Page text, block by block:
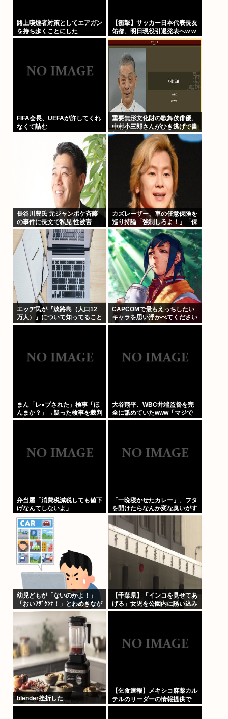
路上喫煙者対策としてエアガン
を持ち歩くことにした
【衝撃】サッカー日本代表長友
佑都、明日現役引退発表へw w
w w w w w w w w w w w w ww
w w w
FIFA会長、UEFAが許してくれ
なくて詰む
重要無形文化財の歌舞伎俳優、
中村小三郎さんがひき逃げで書
類送検
長谷川豊氏 元ジャンポケ斉藤
の事件に長文で私見 性被害
者・冤罪被害者への取材経験踏
まえ
カズレーザー、車の任意保険を
巡り持論「強制しろよ！」「保
険にも入れないヤツは運転すん
なよ」
エッヂ民が『淡路島（人口12
万人）』について知ってること
CAPCOMで最もえっちしたい
キャラを思い浮かべてください
まん「レ●プされた」検事「ほ
んまか？」→疑った検事を裁判
で訴える
大谷翔平、WBC井端監督を完
全に舐めていたwww「マジで
無口w競馬の話しかしないわ」
弁当屋「消費税減税しても値下
げなんてしないよ」
「一晩寝かせたカレー」、フタ
を開けたらなんか変な臭いがす
る
幼児どもが「ないのかよ！」
「おいﾌｻﾞｹﾝﾅ！」とわめきなが
らショーケースをドンドン叩い
たり、エルボーしたりしだした
【千葉県】「インコを見せてあ
げる」女児を公園内に誘い込み
わいせつか アダルトビデオも
blender挫折した
【乞食速報】メキシコ麻薬カル
テルのリーダーの情報提供で
39億円！お前ら急げ！